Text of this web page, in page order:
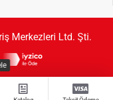
Merkezleri Ltd. Şti.